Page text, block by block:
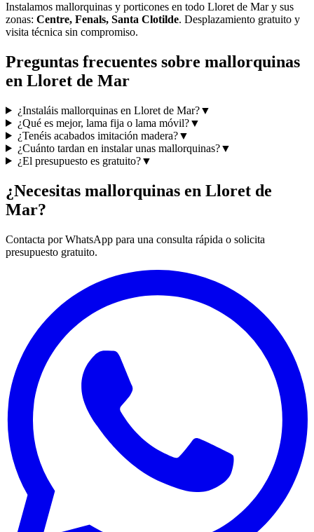
Instalamos mallorquinas y porticones en todo Lloret de Mar y sus
zonas: Centre, Fenals, Santa Clotilde. Desplazamiento gratuito y
visita técnica sin compromiso.
Preguntas frecuentes sobre mallorquinas
en Lloret de Mar
¿Instaláis mallorquinas en Lloret de Mar?▼
¿Qué es mejor, lama fija o lama móvil?▼
¿Tenéis acabados imitación madera?▼
¿Cuánto tardan en instalar unas mallorquinas?▼
¿El presupuesto es gratuito?▼
¿Necesitas mallorquinas en Lloret de
Mar?
Contacta por WhatsApp para una consulta rápida o solicita
presupuesto gratuito.